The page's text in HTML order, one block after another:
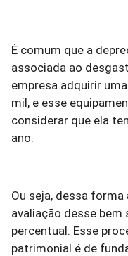
É comum que a
associada ao
empresa adquirir
mil, e esse
considerar que ela
ano.
Ou seja, dessa forma
avaliação desse bem
percentual. Esse
patrimonial é de